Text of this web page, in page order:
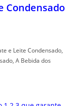
Condensado
e Leite Condensado,
A Bebida dos